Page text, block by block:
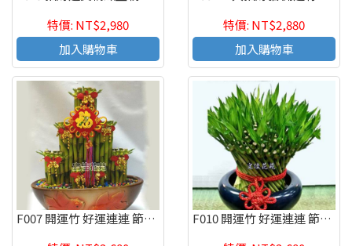
特價: NT$2,980
加入購物車
特價: NT$2,880
加入購物車
F007 開運竹 好運連連 節節高昇 開幕賀禮
F010 開運竹 好運連連 節節高昇 開幕賀禮